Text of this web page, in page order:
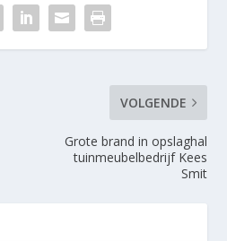
VOLGENDE
Grote brand in opslaghal
tuinmeubelbedrijf Kees
Smit